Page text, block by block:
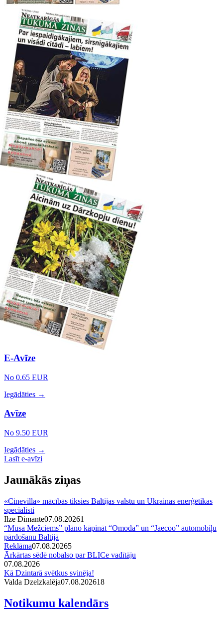
E-Avīze
No 0.65 EUR
Iegādāties →
Avīze
No 9.50 EUR
Iegādāties →
Lasīt e-avīzi
Jaunākās ziņas
«Cinevilla» mācībās tiksies Baltijas valstu un Ukrainas enerģētikas
speciālisti
Ilze Dimante07.08.20261
“Mūsa Mežciems” plāno kāpināt “Omoda” un “Jaecoo” automobiļu
pārdošanu Baltijā
Reklāma07.08.20265
Ārkārtas sēdē nobalso par BLICe vadītāju
07.08.2026
Kā Dzintarā svētkus svinēja!
Valda Dzelzkalēja07.08.202618
Notikumu kalendārs